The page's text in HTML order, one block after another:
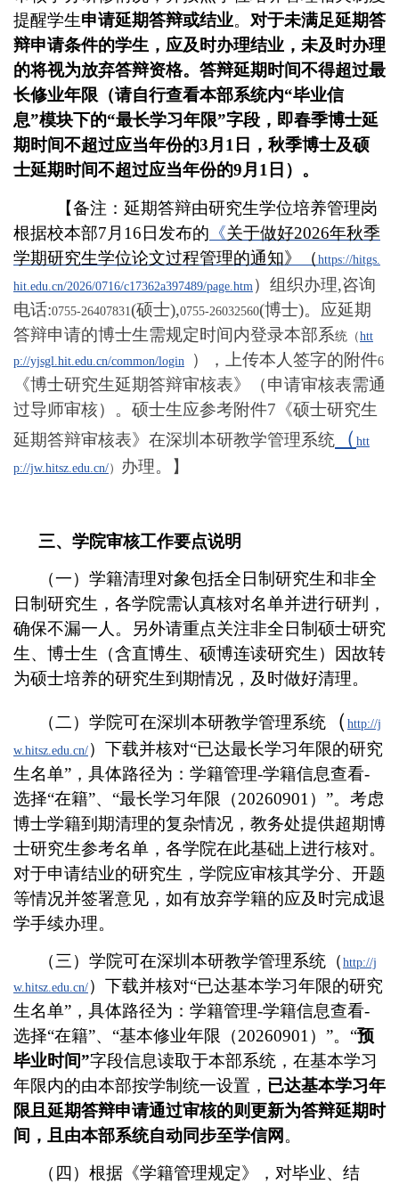
提醒学生申请延期答辩或结业。 对于未满足延期答
辩申请条件的学生，应及时办理结业，未及时办理
的将视为放弃答辩资格。 答辩延期时间不得超过最
长修业年限（请自行查看本部系统内“毕业信
息”模块下的“最长学习年限”字段，即春季博士延
期时间不超过应当年份的3月 1 日，秋季博士及硕
士延期时间不超过应当年份的9月 1 日）。
【备注：延期答辩由研究生学位培养管理岗
根据校本部7月16日发布的 《关于做好2026年秋季
学期研究生学位论文过程管理的通知》（ https://hitgs.
hit.edu.cn/2026/0716/c17362a397489/page.htm ）组织办理,咨询
电话:0755-26407831(硕士),0755-26032560(博士)。 应延期
答辩申请的博士生需规定时间内登录本部系统（htt
p://yjsgl.hit.edu.cn/common/login
）， 上传本人签字的附件6
《博士研究生延期答辩审核表》（申请审核表需通
过导师审核）。硕士生应参考附件7《硕士研究生
延期答辩审核表》在深圳本研教学管理系统
（ htt
p://jw.hitsz.edu.cn/） 办理。】
三、学院审核工作要点说明
（一） 学籍清理对象包括全日制研究生和非全
日制研究生，各学院需认真核对名单并进行研判，
确保不漏一人。另外请重点关注非全日制硕士研究
生、博士生（含直博生、硕博连读研究生）因故转
为硕士培养的研究生到期情况，及时做好清理。
（二）学院可在深圳本研教学管理系统 （ http://j
w.hitsz.edu.cn/ ）下载并核对“已达最长学习年限的研究
生名单”，具体路径为：学籍管理-学籍信息查看-
选择“在籍”、“最长学习年限（20260901 ）”。 考虑
博士学籍到期清理的复杂情况，教务处提供超期博
士研究生参考名单，各学院在此基础上进行核对。
对于申请结业的研究生，学院应审核其学分、开题
等情况并签署意见，如有放弃学籍的应及时完成退
学手续办理。
（三）学院可在深圳本研教学管理系统（ http://j
w.hitsz.edu.cn/ ）下载并核对“已达基本学习年限的研究
生名单”，具体路径为：学籍管理-学籍信息查看-
选择“在籍”、“基本修业年限（20260901 ）”。“预
毕业时间”字段信息读取于本部系统，在基本学习
年限内的由本部按学制统一设置， 已达基本学习年
限且延期答辩申请通过审核的则更新为答辩延期时
间，且由本部系统自动同步至学信网 。
（四）根据《学籍管理规定》，对毕业、结